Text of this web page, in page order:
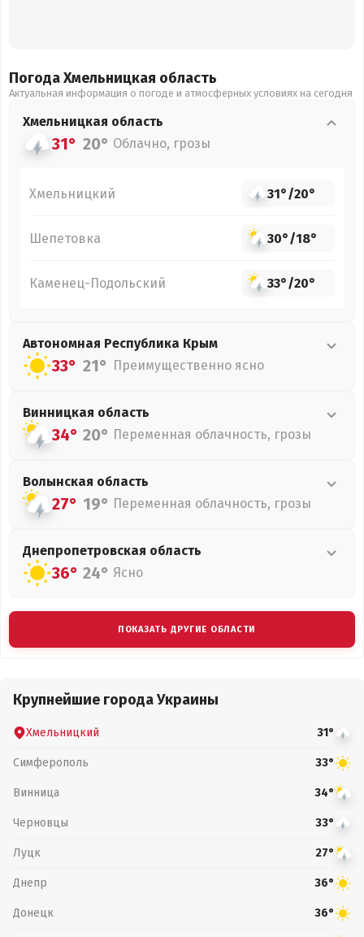
Погода Хмельницкая область
Актуальная информация о погоде и атмосферных условиях на сегодня
Хмельницкая область
31° 20° Облачно, грозы
Хмельницкий 31°/20°
Шепетовка 30°/18°
Каменец-Подольский 33°/20°
Автономная Республика Крым
33° 21° Преимущественно ясно
Винницкая область
34° 20° Переменная облачность, грозы
Волынская область
27° 19° Переменная облачность, грозы
Днепропетровская область
36° 24° Ясно
ПОКАЗАТЬ ДРУГИЕ ОБЛАСТИ
Крупнейшие города Украины
Хмельницкий 31°
Симферополь 33°
Винница 34°
Черновцы 33°
Луцк 27°
Днепр 36°
Донецк 36°